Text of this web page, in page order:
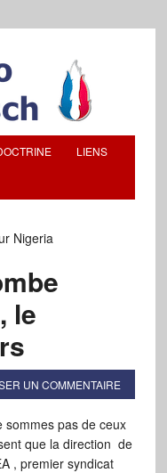
LIENS
Nigeria
le
UN COMMENTAIRE
sommes pas de ceux
que la direction de
, premier syndicat